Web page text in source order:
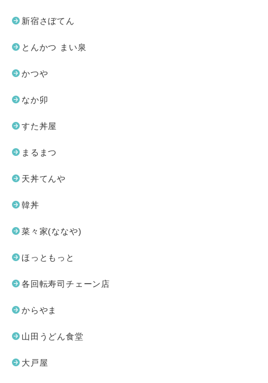
新宿さぼてん
とんかつ まい泉
かつや
なか卯
すた丼屋
まるまつ
天丼てんや
韓丼
菜々家(ななや)
ほっともっと
各回転寿司チェーン店
からやま
山田うどん食堂
大戸屋